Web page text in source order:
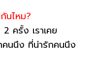
นไหม?
2 ครั้ง เราเคย
คนนึง ที่น่ารักคนนึง